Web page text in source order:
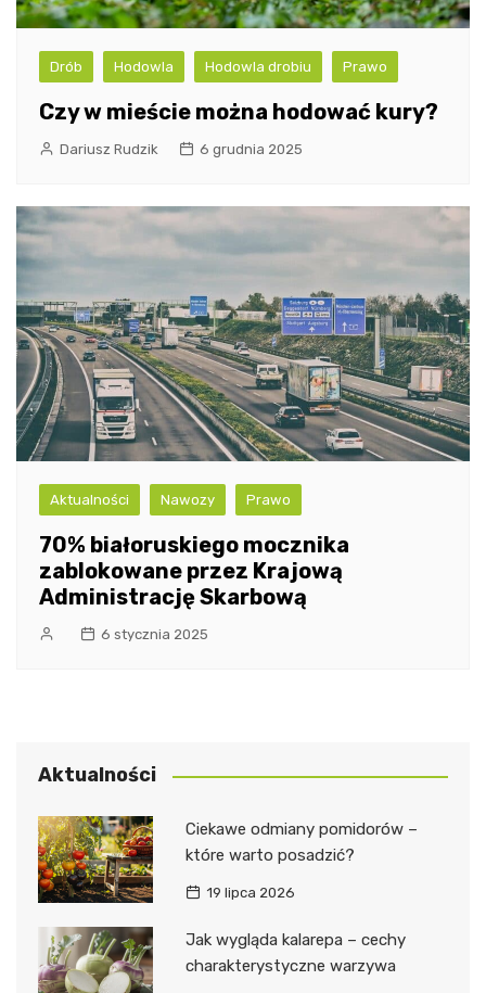
Drób Hodowla Hodowla drobiu Prawo
Czy w mieście można hodować kury?
Dariusz Rudzik 6 grudnia 2025
Aktualności Nawozy Prawo
70% białoruskiego mocznika
zablokowane przez Krajową
Administrację Skarbową
6 stycznia 2025
Aktualności
Ciekawe odmiany pomidorów –
które warto posadzić?
19 lipca 2026
Jak wygląda kalarepa – cechy
charakterystyczne warzywa